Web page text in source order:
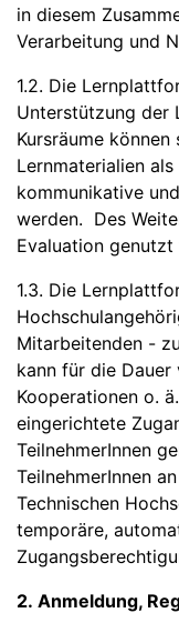
in diesem
Verarbeitung und
1.2. Die
Unterstützung der
Kursräume
Lernmaterialien
kommunikative
werden. Des
Evaluation genutzt
1.3. Die
Mitarbeitenden -
kann für die
Kooperationen o.
eingerichtete
TeilnehmerInnen
TeilnehmerInnen
Technischen
temporäre,
2. Anmeldung,